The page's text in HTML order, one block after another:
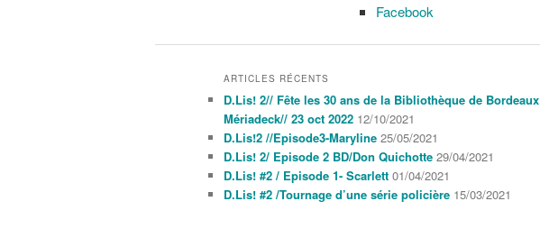
Facebook
ARTICLES RÉCENTS
D.Lis! 2// Fête les 30 ans de la Bibliothèque de Bordeaux
Mériadeck// 23 oct 2022 12/10/2021
D.Lis!2 //Episode3-Maryline 25/05/2021
D.Lis! 2/ Episode 2 BD/Don Quichotte 29/04/2021
D.Lis! #2 / Episode 1- Scarlett 01/04/2021
D.Lis! #2 /Tournage d’une série policière 15/03/2021